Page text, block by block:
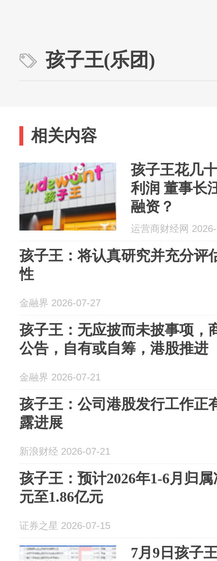
孩子王(乐团)
相关内容
孩子王花几
利润 董事长
融资？
运营商财经网
孩子王：将认真研究并充分评
性
金融界 2026-07-27
孩子王：无应披而未披事项，
公告，自有或自筹，港股推进
金融界 2026-07-21
孩子王：公司港股发行工作正
露进展
新浪财经 2026-07-21
孩子王：预计2026年1-6月归
元至1.86亿元
证券之星 2026-07-15
7月9日孩子